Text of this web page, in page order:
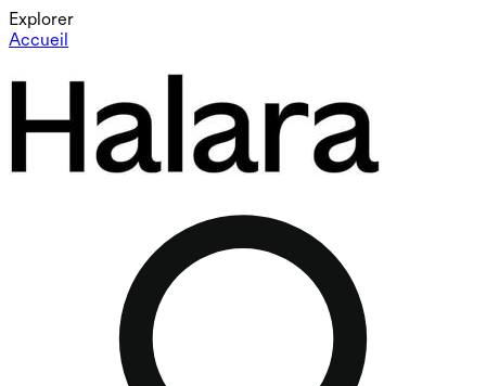
Explorer
Accueil